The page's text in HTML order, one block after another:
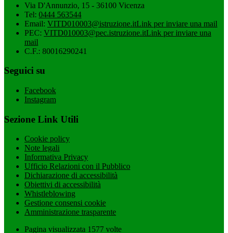
Via D'Annunzio, 15 - 36100 Vicenza
Tel: 0444 563544
Email: VITD010003@istruzione.itLink per inviare una mail
PEC: VITD010003@pec.istruzione.itLink per inviare una
mail
C.F.: 80016290241
Seguici su
Facebook
Instagram
Sezione Link Utili
Cookie policy
Note legali
Informativa Privacy
Ufficio Relazioni con il Pubblico
Dichiarazione di accessibilità
Obiettivi di accessibilità
Whistleblowing
Gestione consensi cookie
Amministrazione trasparente
Pagina visualizzata 1577 volte